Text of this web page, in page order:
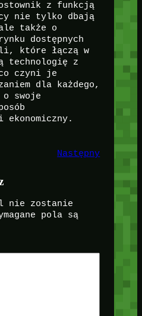
z funkcją
nie tylko dbają
także o
dostępnych
które łączą w
technologię z
czyni je
dla każdego,
o swoje
ekonomiczny.
Następny
nie zostanie
pola są